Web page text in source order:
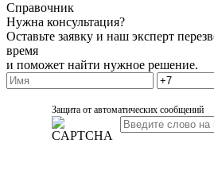
Справочник
Нужна консультация?
Оставьте заявку и наш эксперт
время
и поможет найти нужное решение.
Защита от автоматических сообщений